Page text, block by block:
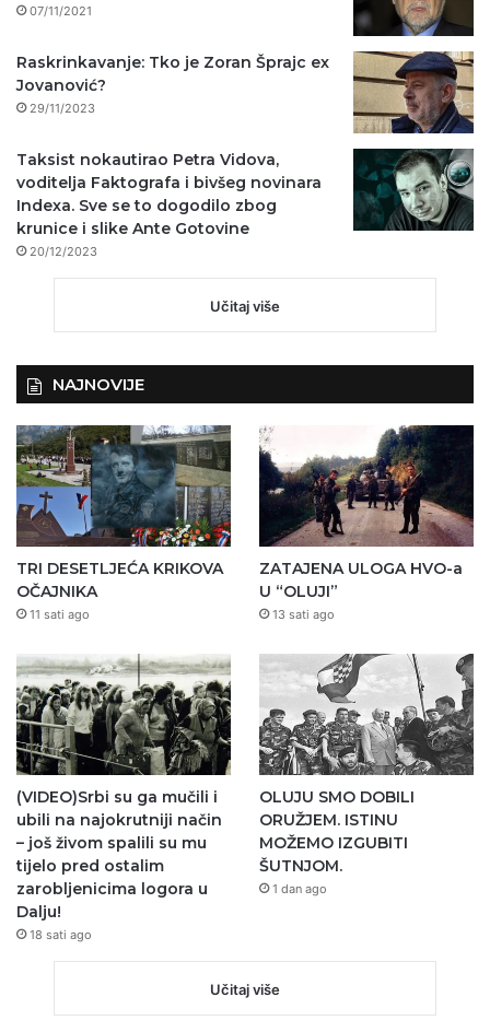
07/11/2021
Raskrinkavanje: Tko je Zoran Šprajc ex
Jovanović?
29/11/2023
Taksist nokautirao Petra Vidova,
voditelja Faktografa i bivšeg novinara
Indexa. Sve se to dogodilo zbog
krunice i slike Ante Gotovine
20/12/2023
Učitaj više
NAJNOVIJE
TRI DESETLJEĆA KRIKOVA
OČAJNIKA
11 sati ago
ZATAJENA ULOGA HVO-a
U “OLUJI”
13 sati ago
(VIDEO)Srbi su ga mučili i
ubili na najokrutniji način
– još živom spalili su mu
tijelo pred ostalim
zarobljenicima logora u
Dalju!
18 sati ago
OLUJU SMO DOBILI
ORUŽJEM. ISTINU
MOŽEMO IZGUBITI
ŠUTNJOM.
1 dan ago
Učitaj više